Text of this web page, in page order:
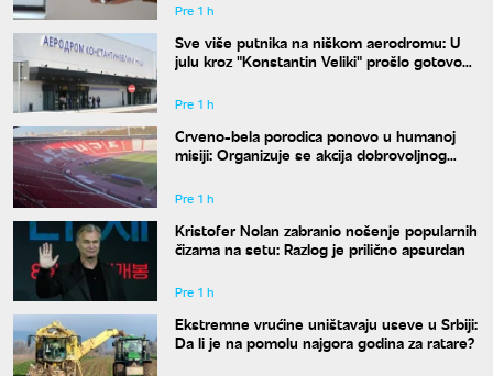
Pre 1 h
Sve više putnika na niškom aerodromu: U
julu kroz "Konstantin Veliki" prošlo gotovo
Pre 1 h
Crveno-bela porodica ponovo u humanoj
misiji: Organizuje se akcija dobrovoljnog
Pre 1 h
Kristofer Nolan zabranio nošenje popularnih
čizama na setu: Razlog je prilično apsurdan
Pre 1 h
Ekstremne vrućine uništavaju useve u Srbiji:
Da li je na pomolu najgora godina za ratare?